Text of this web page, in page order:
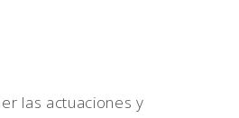
las actuaciones y